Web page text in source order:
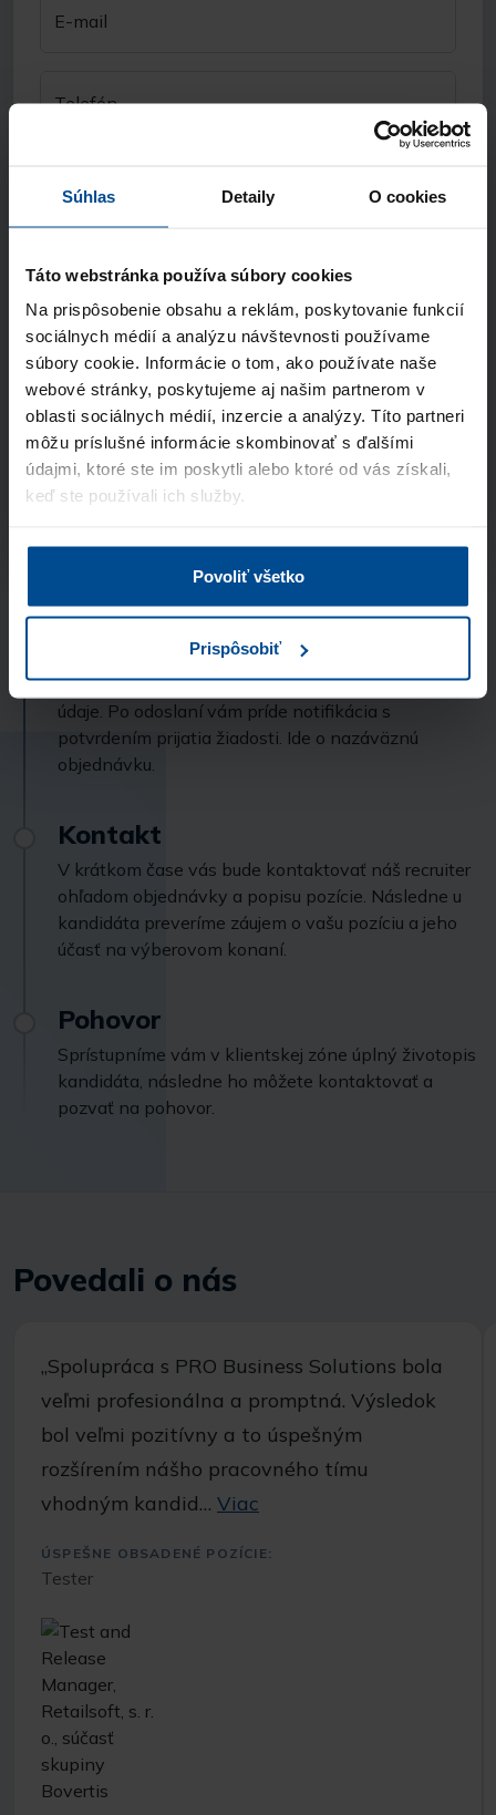
Súhlas Detaily O cookies
Táto webstránka používa súbory cookies
Na prispôsobenie obsahu a reklám, poskytovanie funkcií
sociálnych médií a analýzu návštevnosti používame
súbory cookie. Informácie o tom, ako používate naše
webové stránky, poskytujeme aj našim partnerom v
oblasti sociálnych médií, inzercie a analýzy. Títo partneri
môžu príslušné informácie skombinovať s ďalšími
údajmi, ktoré ste im poskytli alebo ktoré od vás získali,
keď ste používali ich služby.
Povoliť všetko
Prispôsobiť
E-mail
Telefón
Názov spoločnosti
Súhlasím so spracúvanímosobných údajov
a vyhlasujem, že som sa oboznámil so
zásadami ochrany osobných údajov
Odoslať
Vyplňte formulár
Vyberte si balík podľa počtu kandidátov, ktorých
chcete kontaktovať, a pošlite nám svoje kontaktné
údaje. Po odoslaní vám príde notifikácia s
potvrdením prijatia žiadosti. Ide o nazáväznú
objednávku.
Kontakt
V krátkom čase vás bude kontaktovať náš recruiter
ohľadom objednávky a popisu pozície. Následne u
kandidáta preveríme záujem o vašu pozíciu a jeho
účasť na výberovom konaní.
Pohovor
Sprístupníme vám v klientskej zóne úplný životopis
kandidáta, následne ho môžete kontaktovať a
pozvať na pohovor.
Povedali o nás
,,Spolupráca s PRO Business Solutions bola
veľmi profesionálna a promptná. Výsledok
bol veľmi pozitívny a to úspešným
rozšírením nášho pracovného tímu
vhodným kandid… Viac
ÚSPEŠNE OBSADENÉ POZÍCIE:
Tester